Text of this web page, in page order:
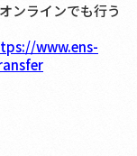
ンラインでも行う
www.ens-